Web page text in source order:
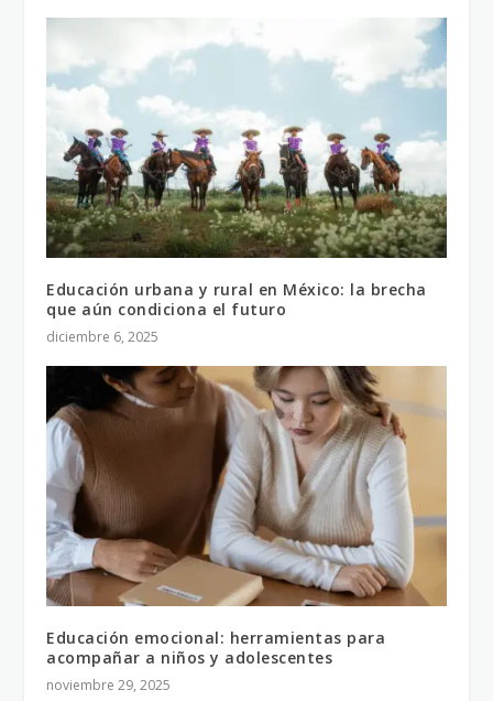
Educación urbana y rural en México: la brecha
que aún condiciona el futuro
diciembre 6, 2025
Educación emocional: herramientas para
acompañar a niños y adolescentes
noviembre 29, 2025